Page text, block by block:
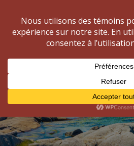
ANGTA
Politique relative
et à l’utilisation